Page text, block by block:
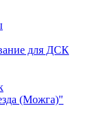
для ДСК
(Можга)"